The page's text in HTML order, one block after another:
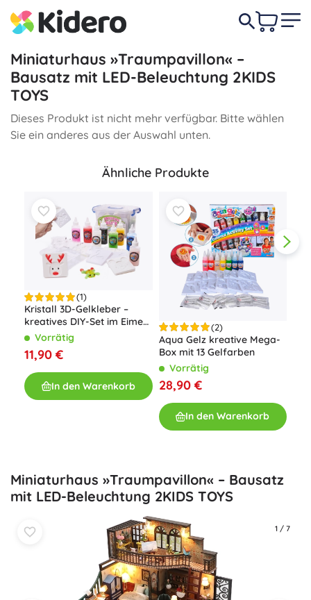
Miniaturhaus »Traumpavillon« –
Bausatz mit LED-Beleuchtung 2KIDS
TOYS
Dieses Produkt ist nicht mehr verfügbar. Bitte wählen
Sie ein anderes aus der Auswahl unten.
Ähnliche Produkte
(1)
Kristall 3D-Gelkleber –
kreatives DIY-Set im Eimer,
26 Teile
Vorrätig
11,90 €
In den Warenkorb
(2)
Aqua Gelz kreative Mega-
Box mit 13 Gelfarben
Vorrätig
28,90 €
In den Warenkorb
Miniaturhaus »Traumpavillon« – Bausatz
mit LED-Beleuchtung 2KIDS TOYS
1 / 7